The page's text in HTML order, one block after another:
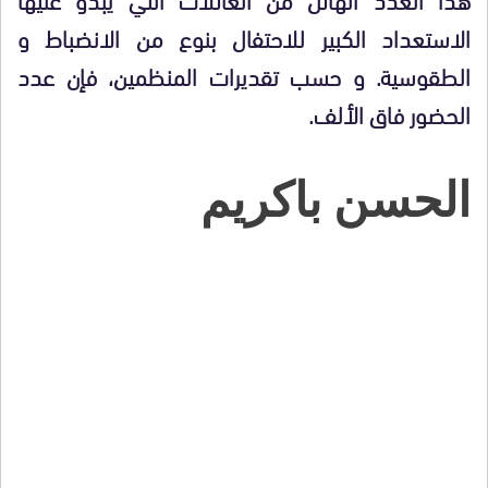
الاستعداد الكبير للاحتفال بنوع من الانضباط و
الطقوسية. و حسب تقديرات المنظمين، فإن عدد
الحضور فاق الألف.
الحسن باكريم